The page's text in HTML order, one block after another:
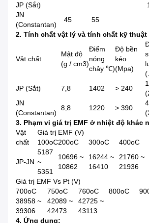
JP (Sắt)
JN
(Constantan)
45
55
2. Tính chất vật lý và tính chất kỹ thuật
Vật chất
Mật độ
(g / cm3)
Điểm
nóng
chảy ℃)
Độ bền
kéo
(Mpa)
JP (Sắt) 7,8 1402 > 240
JN
(Constantan)
8,8 1220 > 390
3. Phạm vi giá trị EMF ở nhiệt độ khác
Vật
chất
Giá trị EMF (V)
100oC200oC 300oC 400oC
JP-JN
5187
~
5351
10696 ~
10862
16244 ~
16410
21760 ~
21936
Giá trị EMF Vs Pt (V)
700oC
750oC 760oC 800oC
38958 ~
39306
42089 ~
42473
42725 ~
43113
4. Ứng dụng: